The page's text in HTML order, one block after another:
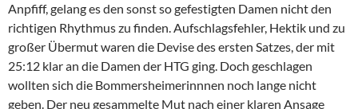
Anpfiff, gelang es den sonst so gefestigten Damen nicht den
richtigen Rhythmus zu finden. Aufschlagsfehler, Hektik und zu
großer Übermut waren die Devise des ersten Satzes, der mit
25:12 klar an die Damen der HTG ging. Doch geschlagen
wollten sich die Bommersheimerinnnen noch lange nicht
geben. Der neu gesammelte Mut nach einer klaren Ansage